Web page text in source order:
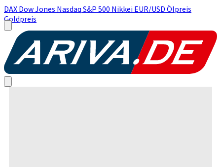
DAX Dow Jones Nasdaq S&P 500 Nikkei EUR/USD Ölpreis
Goldpreis